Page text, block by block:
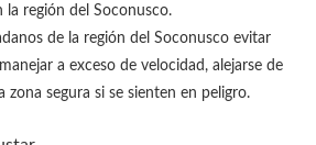
la región del Soconusco.
de la región del Soconusco evitar
a exceso de velocidad, alejarse de
zona segura si se sienten en peligro.